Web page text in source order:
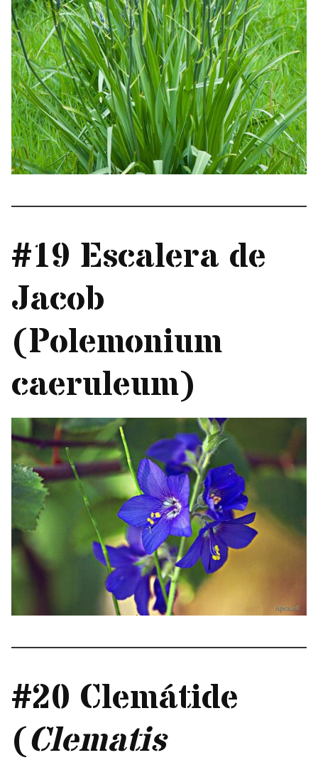
#19 Escalera de
Jacob
(Polemonium
caeruleum)
#20 Clemátide
(Clematis